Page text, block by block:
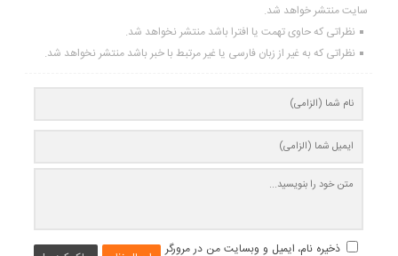
سایت منتشر خواهد شد.
نظراتی که حاوی تهمت یا افترا باشد منتشر نخواهد شد.
نظراتی که به غیر از زبان فارسی یا غیر مرتبط با خبر باشد منتشر نخواهد شد.
ذخیره نام، ایمیل و وبسایت من در مرورگر